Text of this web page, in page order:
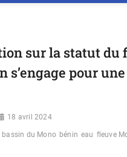
sur la statut du
s’engage pour
18 avril 2024
du Mono bénin eau fleuve